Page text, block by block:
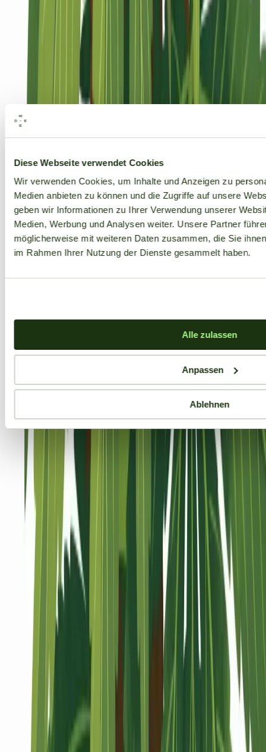
Diese Webseite verwendet Cookies
Wir verwenden Cookies, um Inhalte und Anzeigen zu
Medien anbieten zu können und die Zugriffe auf unsere
geben wir Informationen zu Ihrer Verwendung unserer
Medien, Werbung und Analysen weiter. Unsere Partner
möglicherweise mit weiteren Daten zusammen, die Sie
im Rahmen Ihrer Nutzung der Dienste gesammelt haben.
Alle zulassen
Anpassen
Ablehnen
Seedbanks